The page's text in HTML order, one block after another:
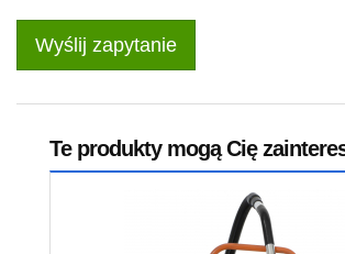
Wyślij zapytanie
Te produkty mogą Cię